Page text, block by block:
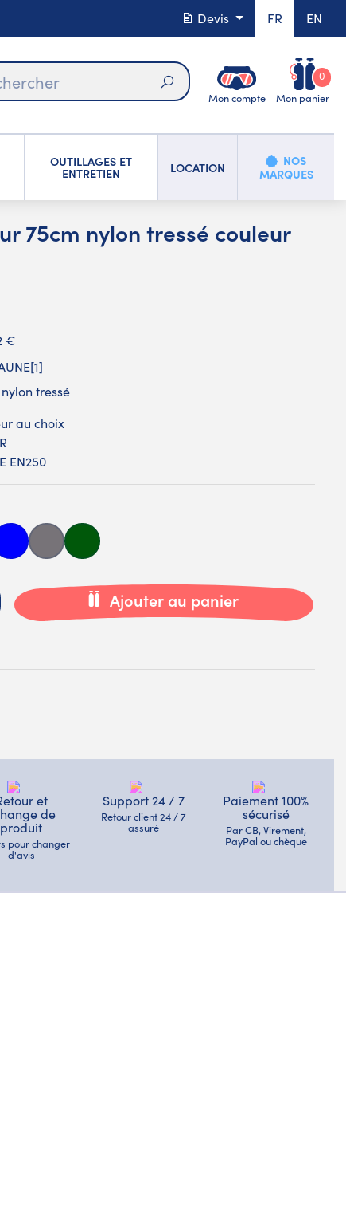
Devis FR EN
Rechercher
Mon compte Mon panier
0
OUTILLAGES ET
ENTRETIEN LOCATION
NOS
MARQUES
75cm nylon tressé couleur
€
tressé
au choix
EN250
Bleue Carbone Verte
Ajouter au panier
et
de
produit
pour changer
d'avis
Support 24 / 7
Retour client 24 / 7
assuré
Paiement 100%
sécurisé
Par CB, Virement,
PayPal ou chèque